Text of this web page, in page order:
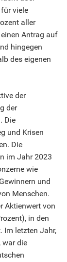
viele
aller
Antrag auf
hingegen
des eigenen
der
der
Die
und Krisen
Die
im Jahr 2023
wie
und
Menschen.
Aktienwert von
in den
Im letzten Jahr,
war die